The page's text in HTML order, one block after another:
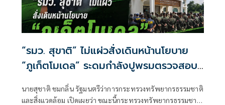
“รมว. สุขาติ” ไม่แผ่วสั่งเดินหน้านโยบาย
“ภูเก็ตโมเดล” ระดมกำลังปูพรมตรวจสอบ
พื้นที่ทั้งเกาะภูเก็ต อีก 40 จุด พร้อมเร่ง
ผลักดันประกาศป่านันทนาการหาดนุ้ย ภูเก็ต
นายสุชาติ ชมกลิ่น รัฐมนตรีว่าการกระทรวงทรัพยากรธรรมชาติ
และสิ่งแวดล้อม เปิดเผยว่า ขณะนี้กระทรวงทรัพยากรธรรมชาติ